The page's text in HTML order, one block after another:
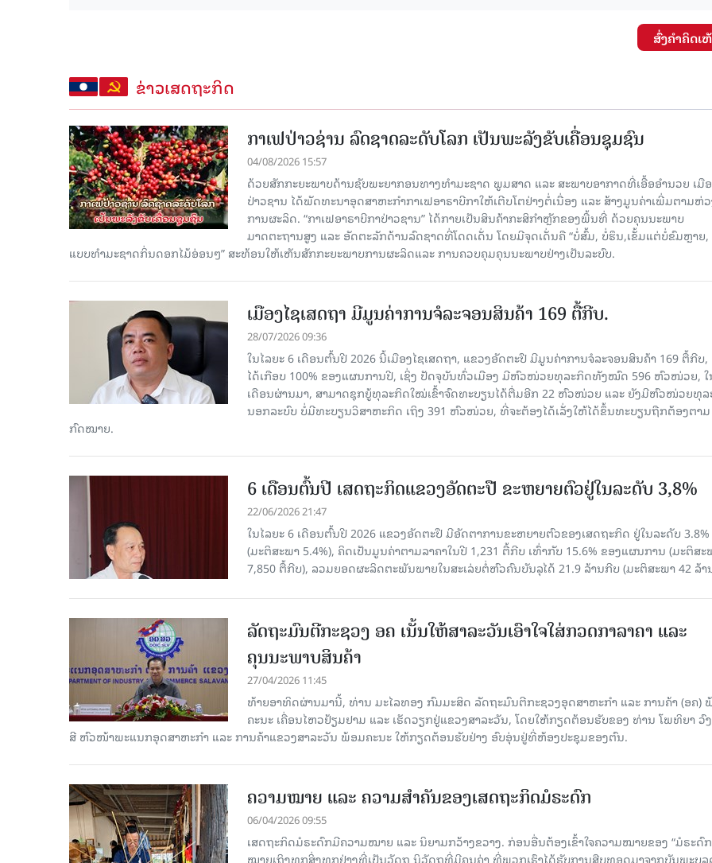
ສົ່ງຄໍາຄິດເ
ຂ່າວເສດຖະກິດ
ກາເຟປ່າວຊ່ານ ລົດຊາດລະດັບໂລກ ເປັນພະລັງຂັບເຄື່ອນຊຸມຊົນ
04/08/2026 15:57
ດ້ວຍສັກກະຍະພາບດ້ານຊັບພະຍາກອນທາງທຳມະຊາດ ພູມສາດ ແລະ ສະພາບອາກາດທີ່ເອື້ອອຳນວຍ ເມື
ປ່າວຊານ ໄດ້ພັດທະນາອຸດສາຫະກຳກາເຟອາຣາບີກາໃຫ້ເຕີບໂຕຢ່າງຕໍ່ເນື່ອງ ແລະ ສ້າງມູນຄ່າເພີ່ມຕາມຫ່ວ
ການຜະລິດ. “ກາເຟອາຣາບີກາປ່າວຊານ” ໄດ້ກາຍເປັນສິນຄ້າກະສິກຳຫຼັກຂອງພື້ນທີ່ ດ້ວຍຄຸນນະພາບ
ມາດຕະຖານສູງ ແລະ ອັດຕະລັກດ້ານລົດຊາດທີ່ໂດດເດັ່ນ ໂດຍມີຈຸດເດັ່ນຄື “ບໍ່ສົ້ມ, ບໍ່ຮຶນ,ເຂັ້ມແຕ່ບໍ່ຂົມຫຼາ
ແບບທຳມະຊາດກິ່ນດອກໄມ້ອ່ອນໆ” ສະທ້ອນໃຫ້ເຫັນສັກກະຍະພາບການຜະລິດແລະ ການຄວບຄຸມຄຸນນະພາບຢ່າງເປັນລະບົບ.
ເມືອງໄຊເສດຖາ ມີມູນຄ່າການຈໍລະຈອນສິນຄ້າ 169 ຕື້ກີບ.
28/07/2026 09:36
ໃນໄລຍະ 6 ເດືອນຕົ້ນປີ 2026 ນີ້ເມືອງໄຊເສດຖາ, ແຂວງອັດຕະປື ມີມູນຄ່າການຈໍລະຈອນສິນຄ້າ 169 ຕື້ກີບ
ໄດ້ເກືອບ 100% ຂອງແຜນການປີ, ເຊິ່ງ ປັດຈຸບັນທົ່ວເມືອງ ມີຫົວໜ່ວຍທຸລະກິດທັງໝົດ 596 ຫົວໜ່ວຍ,
ເດືອນຜ່ານມາ, ສາມາດຊຸກຍູ້ທຸລະກິດໃໝ່ເຂົ້າຈົດທະບຽນໄດ້ຕື່ມອີກ 22 ຫົວໜ່ວຍ ແລະ ຍັງມີຫົວໜ່ວຍທຸ
ນອກລະບົບ ບໍ່ມີທະບຽນວິສາຫະກິດ ເຖິງ 391 ຫົວໜ່ວຍ, ທີ່ຈະຕ້ອງໄດ້ເລັ່ງໃຫ້ໄດ້ຂຶ້ນທະບຽນຖືກຕ້ອງຕາມ
ກົດໝາຍ.
6 ເດືອນຕົ້ນປີ ເສດຖະກິດແຂວງອັດຕະປື ຂະຫຍາຍຕົວຢູ່ໃນລະດັບ 3,8%
22/06/2026 21:47
ໃນໄລຍະ 6 ເດືອນຕົ້ນປີ 2026 ແຂວງອັດຕະປື ມີອັດຕາການຂະຫຍາຍຕົວຂອງເສດຖະກິດ ຢູ່ໃນລະດັບ 3.8%
(ມະຕິສະພາ 5.4%), ຄິດເປັນມູນຄ່າຕາມລາຄາໃນປີ 1,231 ຕື້ກີບ ເທົ່າກັບ 15.6% ຂອງແຜນການ (ມະຕິສະ
7,850 ຕື້ກີບ), ລວມຍອດຜະລິດຕະພັນພາຍໃນສະເລ່ຍຕໍ່ຫົວຄົນບັນລຸໄດ້ 21.9 ລ້ານກີບ (ມະຕິສະພາ 42 ລ້າ
ລັດຖະມົນຕີກະຊວງ ອຄ ເນັ້ນໃຫ້ສາລະວັນເອົາໃຈໃສ່ກວດກາລາຄາ ແລະ
ຄຸນນະພາບສິນຄ້າ
27/04/2026 11:45
ທ້າຍອາທິດຜ່ານມານີ້, ທ່ານ ມະໄລທອງ ກົມມະສິດ ລັດຖະມົນຕີກະຊວງອຸດສາຫະກຳ ແລະ ການຄ້າ (ອຄ)
ຄະນະ ເຄື່ອນໄຫວຢ້ຽມຢາມ ແລະ ເຮັດວຽກຢູ່ແຂວງສາລະວັນ, ໂດຍໃຫ້ກຽດຕ້ອນຮັບຂອງ ທ່ານ ໂພທິຍາ ວົ
ສີ ຫົວໜ້າພະແນກອຸດສາຫະກຳ ແລະ ການຄ້າແຂວງສາລະວັນ ພ້ອມຄະນະ ໃຫ້ກຽດຕ້ອນຮັບຢ່າງ ອົບອຸ່ນຢູ່ທີ່ຫ້ອງປະຊຸມຂອງຕົນ.
ຄວາມໝາຍ ແລະ ຄວາມສໍາຄັນຂອງເສດຖະກິດມໍຣະດົກ
06/04/2026 09:55
ເສດຖະກິດມໍຣະດົກມີຄວາມໝາຍ ແລະ ນິຍາມກວ້າງຂວາງ. ກ່ອນອື່ນຕ້ອງເຂົ້າໃຈຄວາມໝາຍຂອງ “ມໍຣະດົ
ໝາຍເຖິງທຸກສິ່ງທຸກຢ່າງທີ່ເປັນວັດຖຸ ນິວັດຖຸທີ່ມີຄຸນຄ່າ ທີ່ພວກເຮົາໄດ້ຮັບການສືບທອດມາຈາກບັນພະບູ